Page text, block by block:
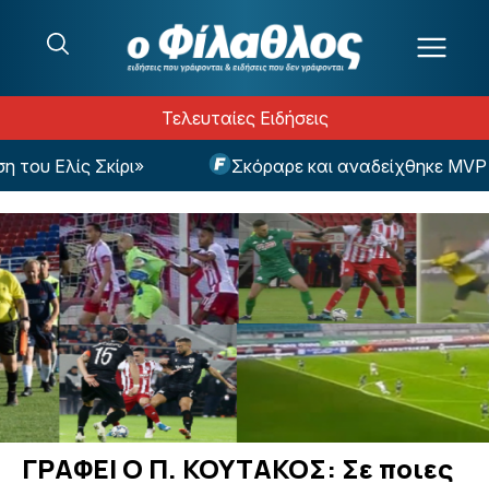
Τελευταίες Ειδήσεις
Σκίρι» Σκόραρε και αναδείχθηκε MVP στο
ΓΡΑΦΕΙ Ο Π. ΚΟΥΤΑΚΟΣ: Σε ποιες